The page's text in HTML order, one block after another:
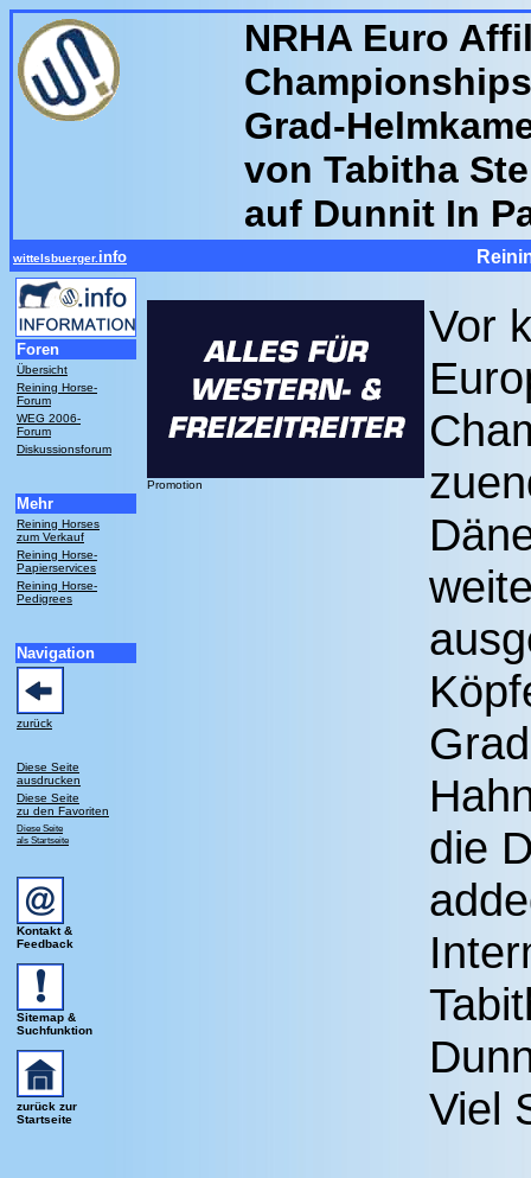
NRHA Euro
Grad-
von Tabitha
auf Dunnit In
wittelsbuerger. info
Foren
Übersicht
Reining Horse-
Forum
WEG 2006-
Forum
Diskussionsforum
Mehr
Reining Horses
zum Verkauf
Reining Horse-
Papierservices
Reining Horse-
Pedigrees
Navigation
zurück
Diese Seite
ausdrucken
Diese Seite
zu den Favoriten
Diese Seite
als Startseite
Kontakt &
Feedback
Sitemap &
Suchfunktion
zurück zur
Startseite
Promotion
Vor
die
Viel